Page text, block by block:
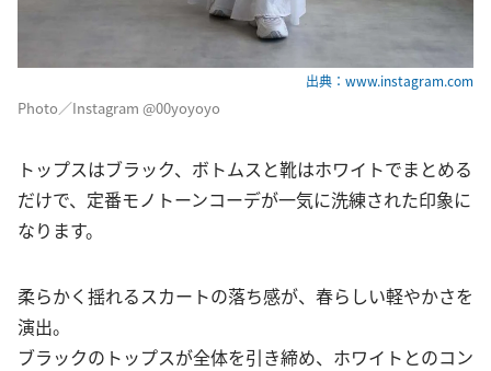
出典：www.instagram.com
Photo／Instagram @00yoyoyo
トップスはブラック、ボトムスと靴はホワイトでまとめる
だけで、定番モノトーンコーデが一気に洗練された印象に
なります。
柔らかく揺れるスカートの落ち感が、春らしい軽やかさを
演出。
ブラックのトップスが全体を引き締め、ホワイトとのコン